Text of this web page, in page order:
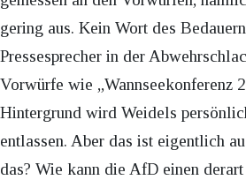
gering aus. Kein Wort des
Pressesprecher in der
Vorwürfe wie „Wannseekonferenz
Hintergrund wird Weidels
entlassen. Aber das ist eigentlich
das? Wie kann die AfD einen